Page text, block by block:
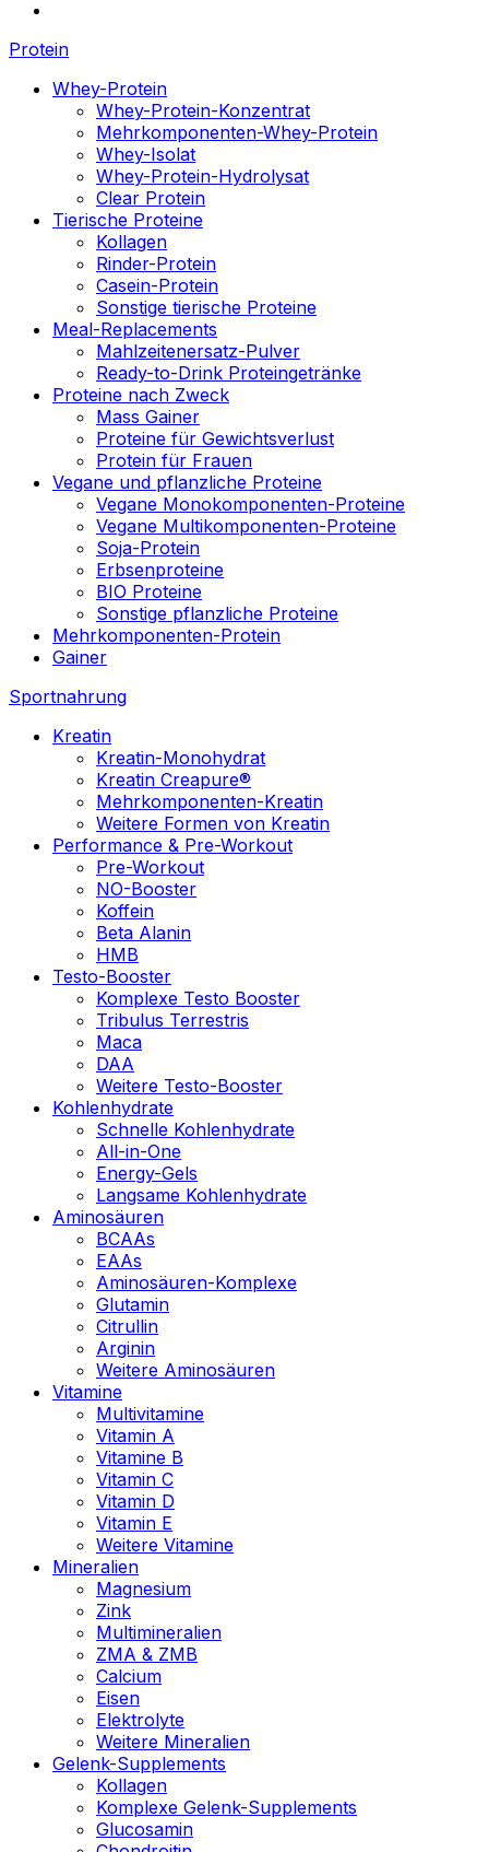
Protein
Whey-Protein
Whey-Protein-Konzentrat
Mehrkomponenten-Whey-Protein
Whey-Isolat
Whey-Protein-Hydrolysat
Clear Protein
Tierische Proteine
Kollagen
Rinder-Protein
Casein-Protein
Sonstige tierische Proteine
Meal-Replacements
Mahlzeitenersatz-Pulver
Ready-to-Drink Proteingetränke
Proteine nach Zweck
Mass Gainer
Proteine für Gewichtsverlust
Protein für Frauen
Vegane und pflanzliche Proteine
Vegane Monokomponenten-Proteine
Vegane Multikomponenten-Proteine
Soja-Protein
Erbsenproteine
BIO Proteine
Sonstige pflanzliche Proteine
Mehrkomponenten-Protein
Gainer
Sportnahrung
Kreatin
Kreatin-Monohydrat
Kreatin Creapure®
Mehrkomponenten-Kreatin
Weitere Formen von Kreatin
Performance & Pre-Workout
Pre-Workout
NO-Booster
Koffein
Beta Alanin
HMB
Testo-Booster
Komplexe Testo Booster
Tribulus Terrestris
Maca
DAA
Weitere Testo-Booster
Kohlenhydrate
Schnelle Kohlenhydrate
All-in-One
Energy-Gels
Langsame Kohlenhydrate
Aminosäuren
BCAAs
EAAs
Aminosäuren-Komplexe
Glutamin
Citrullin
Arginin
Weitere Aminosäuren
Vitamine
Multivitamine
Vitamin A
Vitamine B
Vitamin C
Vitamin D
Vitamin E
Weitere Vitamine
Mineralien
Magnesium
Zink
Multimineralien
ZMA & ZMB
Calcium
Eisen
Elektrolyte
Weitere Mineralien
Gelenk-Supplements
Kollagen
Komplexe Gelenk-Supplements
Glucosamin